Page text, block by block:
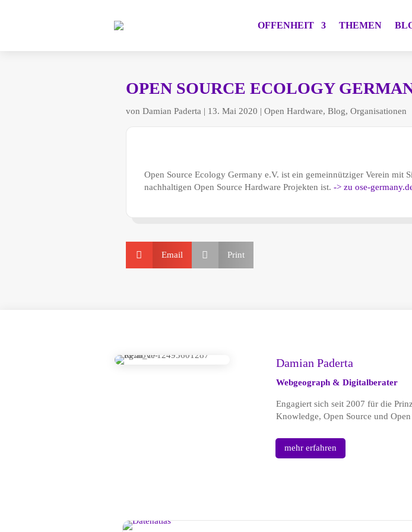
OFFENHEIT THEMEN
OPEN SOURCE ECOLOGY
von Damian Paderta | 13. Mai 2020 | Open Hardware, Blog, Organisationen
Open Source Ecology Germany e.V. ist ein gemeinnütziger Verein
nachhaltigen Open Source Hardware Projekten ist. -> zu ose-
 Email  Print
Damian Paderta
Webgeograph & Digitalberater
Engagiert sich seit 2007 für die
Knowledge, Open Source und Open
mehr erfahren